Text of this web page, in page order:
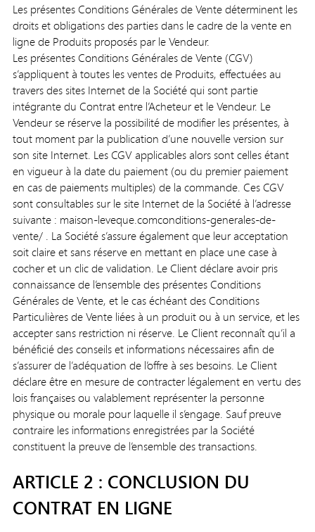
Les présentes Conditions Générales de Vente déterminent les
droits et obligations des parties dans le cadre de la vente en
ligne de Produits proposés par le Vendeur.
Les présentes Conditions Générales de Vente (CGV)
s’appliquent à toutes les ventes de Produits, effectuées au
travers des sites Internet de la Société qui sont partie
intégrante du Contrat entre l’Acheteur et le Vendeur. Le
Vendeur se réserve la possibilité de modifier les présentes, à
tout moment par la publication d’une nouvelle version sur
son site Internet. Les CGV applicables alors sont celles étant
en vigueur à la date du paiement (ou du premier paiement
en cas de paiements multiples) de la commande. Ces CGV
sont consultables sur le site Internet de la Société à l’adresse
suivante : maison-leveque.comconditions-generales-de-
vente/ . La Société s’assure également que leur acceptation
soit claire et sans réserve en mettant en place une case à
cocher et un clic de validation. Le Client déclare avoir pris
connaissance de l’ensemble des présentes Conditions
Générales de Vente, et le cas échéant des Conditions
Particulières de Vente liées à un produit ou à un service, et les
accepter sans restriction ni réserve. Le Client reconnaît qu’il a
bénéficié des conseils et informations nécessaires afin de
s’assurer de l’adéquation de l’offre à ses besoins. Le Client
déclare être en mesure de contracter légalement en vertu des
lois françaises ou valablement représenter la personne
physique ou morale pour laquelle il s’engage. Sauf preuve
contraire les informations enregistrées par la Société
constituent la preuve de l’ensemble des transactions.
ARTICLE 2 : CONCLUSION DU
CONTRAT EN LIGNE